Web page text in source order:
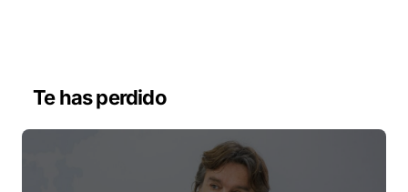
Te has perdido